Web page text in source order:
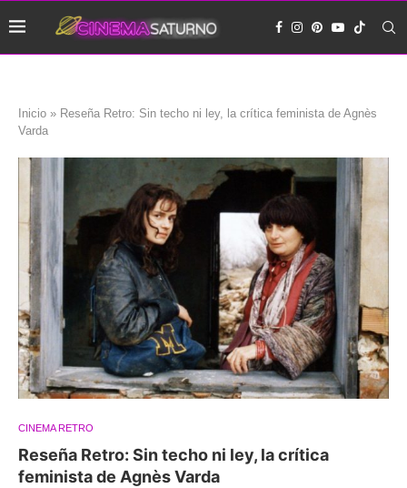
Inicio » Reseña Retro: Sin techo ni ley, la crítica feminista de Agnès
Varda
CINEMA RETRO
Reseña Retro: Sin techo ni ley, la crítica
feminista de Agnès Varda